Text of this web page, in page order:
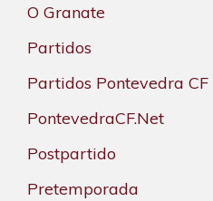
O Granate
Partidos
Partidos Pontevedra CF
PontevedraCF.Net
Postpartido
Pretemporada